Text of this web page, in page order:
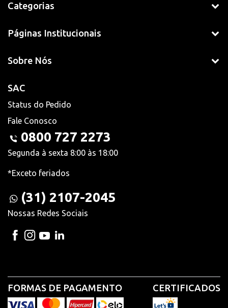
Categorias
Páginas Institucionais
Sobre Nós
SAC
Status do Pedido
Fale Conosco
0800 727 2273
Segunda à sexta 8:00 às 18:00
*Exceto feriados
(31) 2107-2045
Nossas Redes Sociais
FORMAS DE PAGAMENTO CERTIFICADOS